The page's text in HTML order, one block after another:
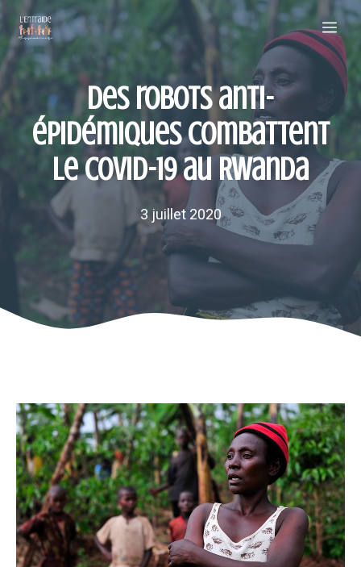
au
contenu
Des robots anti-
épidémiques combattent
le COVID-19 au Rwanda
3 juillet 2020